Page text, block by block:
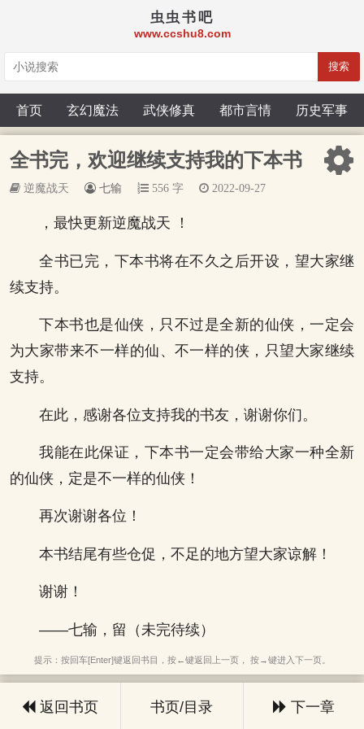
虫虫书吧
www.ccshu8.com
搜索
首页 玄幻魔法 武侠修真 都市言情 历史军事
全书完，欢迎继续支持我的下本书
逆魔战天 七输 556 字 2022-09-27
，最快更新逆魔战天 ！
全书已完，下本书将在不久之后开设，望大家继
续支持。
下本书也是仙侠，只不过是全新的仙侠，一定会
为大家带来不一样的仙、不一样的侠，只望大家继续
支持。
在此，感谢各位支持我的书友，谢谢你们。
我能在此保证，下本书一定会带给大家一种全新
的仙侠，定是不一样的仙侠！
再次谢谢各位！
本书结尾有些仓促，不足的地方望大家谅解！
谢谢！
——七输，留（未完待续）
提示：按回车[Enter]键返回书目，按←键返回上一页， 按→键进入下一页。
返回书页 书页/目录 下一章